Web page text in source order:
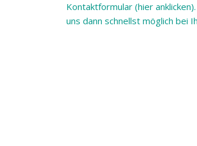
Kontaktformu­lar (hier
uns dann schnellst möglich bei